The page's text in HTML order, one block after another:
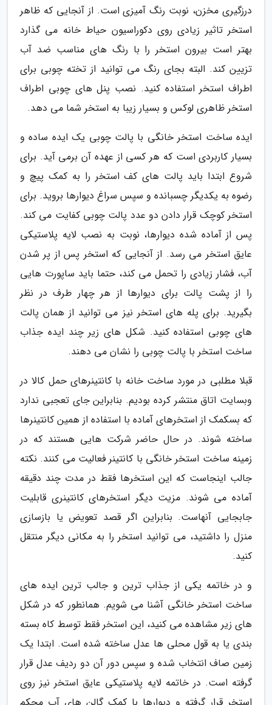
درزگیری مخزن، نوبت رنگ آمیزی است. از آنجایی که ظاهر
استخر تاثیر زیادی روی دکوراسیون حیاط خانه می گذارد
بهتر است بیرون استخر را با رنگ های مناسب ضد آب
تزیین کند. البته بجای رنگ می توانید از تخته چوبی برای
اطراف استخر استفاده کنید. نصب پنل های چوبی اطراف
استخر ظاهری لوکس و بسیار زیبا به استخر شما می دهد.
ایده ساخت استخر خانگی با پالت چوبی یک ایده ساده و
بسیار کاربردی است که هر کسی از عهده آن برمی آید. برای
شروع ابتدا باید پالت های کف استخر را به کمک پیچ و
رضوه به یکدیگر چسبانده و سپس سراغ دیوارها بروید. برای
استخر کوچک قرار دادن دو عدد پالت چوبی کفایت می کند.
پس از آماده شده دیوارها، نوبت به نصب لایه پلاستیکی
عایق استخر می رسد. از آنجایی که استخر پس از پر شدن
آب، فشار زیادی را تحمل می کند، حتما باید ساپورت هایی
را از پشت پالت برای دیوارها از هر چهار طرف در نظر
بگیرید. برای پله های استخر نیز می توانید از همان پالت
های چوبی استفاده کنید. شکل های زیر چند ایده جذاب
ساخت استخر با پالت چوبی را نشان می دهند.
قبلا مطلبی در مورد ساخت خانه با کانتینرهای حمل کالا در
وبسایت اتاق منتشر کرده بودیم. بنابراین جای تعجبی ندارد
که بسکمک از استخرهای آماده با استفاده از همین کانتینرها
ساخته شوند. در حال حاضر شرکت هایی هستند که در
زمینه ساخت استخر خانگی با کانتینر فعالیت می کنند. نکته
جالب اینجاست که این استخرها فقط در مدت چند دقیقه
آماده می شوند. مزیت دیگر استخرهای کانتینری قابلیت
جابجایی آنهاست. بنابراین اگر قصد تعویض یا بازسازی
منزل را داشتید، می توانید استخر را به مکانی دیگر منتقل
کنید.
و در خاتمه یکی از جذاب ترین و جالب ترین ایده های
ساخت استخر خانگی آشنا می شویم. همانطور که در شکل
های زیر مشاهده می کنید، این استخر فقط توسط کاه بسته
بندی یا به قول محلی ها عدل ساخته شده است. ابتدا یک
زمین صاف انتخاب شده و سپس دور آن دو ردیف عدل قرار
گرفته است. در خاتمه لایه پلاستیکی عایق استخر نیز روی